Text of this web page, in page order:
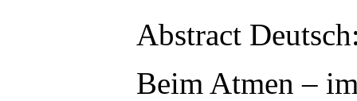
Abstract
Beim Atmen –